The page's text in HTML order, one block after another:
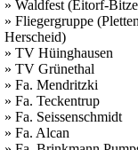
» Waldfest (Eitorf-
» Fliegergruppe
Herscheid)
» TV Hüinghausen
» TV Grünethal
» Fa. Mendritzki
» Fa. Teckentrup
» Fa. Seissenschmidt
» Fa. Alcan